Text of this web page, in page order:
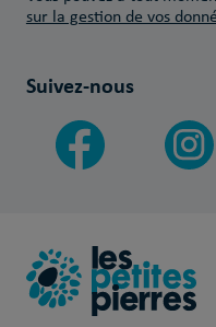
sur la gestion de vos
Suivez-nous